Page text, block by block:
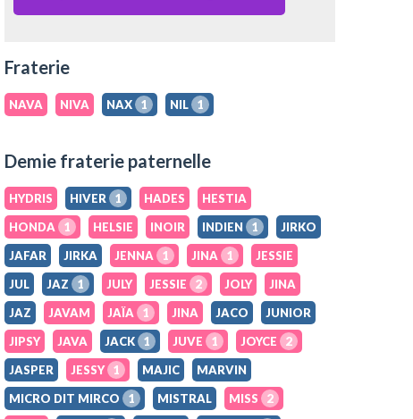
Fraterie
NAVA NIVA NAX 1 NIL 1
Demie fraterie paternelle
HYDRIS HIVER 1 HADES
HESTIA
HONDA
1 HELSIE INOIR INDIEN 1
JIRKO
JAFAR
JIRKA JENNA 1 JINA 1
JESSIE
JUL
JAZ 1 JULY JESSIE 2 JOLY
JINA
JAZ
JAVAM JAÏA 1 JINA JACO
JUNIOR
JIPSY
JAVA JACK 1 JUVE 1 JOYCE
2
JASPER
JESSY 1 MAJIC
MARVIN
MICRO DIT MIRCO
1 MISTRAL MISS
2